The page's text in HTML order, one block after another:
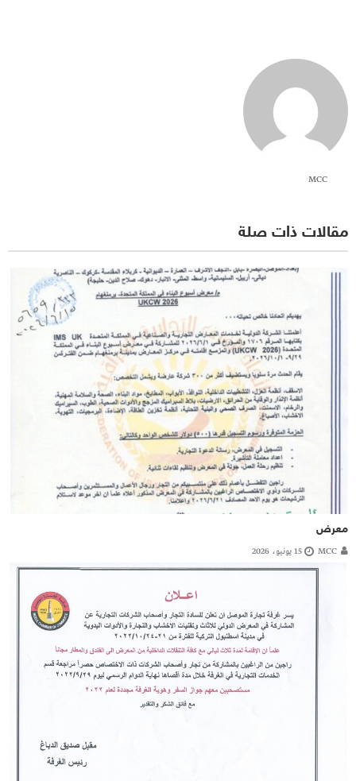
MCC
مقالات ذات صلة
معرض
MCC 15 يونيو، 2026